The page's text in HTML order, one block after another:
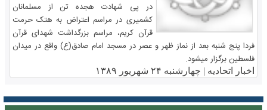
در پی شهادت هجده تن از مسلمانان
کشمیری در مراسم اعتراض به هتک حرمت
قرآن کریم، مراسم بزرگداشت شهدای قرآن
فردا پنج شنبه بعد از نماز ظهر و عصر در مسجد امام صادق(ع) واقع در میدان
فلسطین برگزار میشود.
اخبار اتحادیه | چهارشنبه ۲۴ شهریور ۱۳۸۹